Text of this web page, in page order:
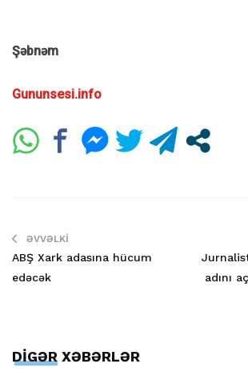
Şəbnəm
Gununsesi.info
ƏVVƏLKI
ABŞ Xark adasına hücum
edəcək
adını
DİGƏR XƏBƏRLƏR